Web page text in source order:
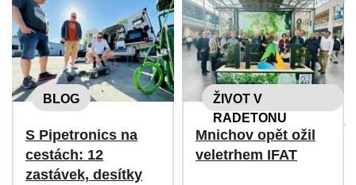
BLOG
S Pipetronics na
cestách: 12
zastávek, desítky
ŽIVOT V
RADETONU
Mnichov opět ožil
veletrhem IFAT